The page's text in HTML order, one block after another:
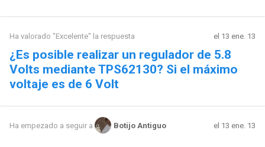
Ha valorado "Excelente" la respuesta el 13 ene. 13
¿Es posible realizar un regulador de 5.8
Volts mediante TPS62130? Si el máximo
voltaje es de 6 Volt
Ha empezado a seguir a Botijo Antiguo el 13 ene. 13